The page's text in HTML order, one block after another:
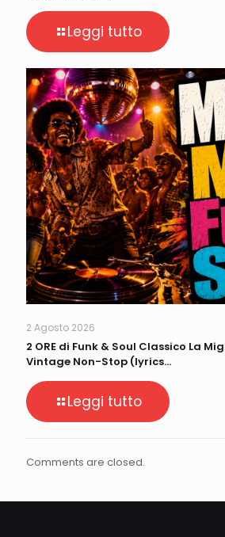
Leggi tutto
2 Agosto 2026
2 ORE di Funk & Soul Classico La
Vintage Non-Stop (lyrics…
Leggi tutto
Comments are closed.